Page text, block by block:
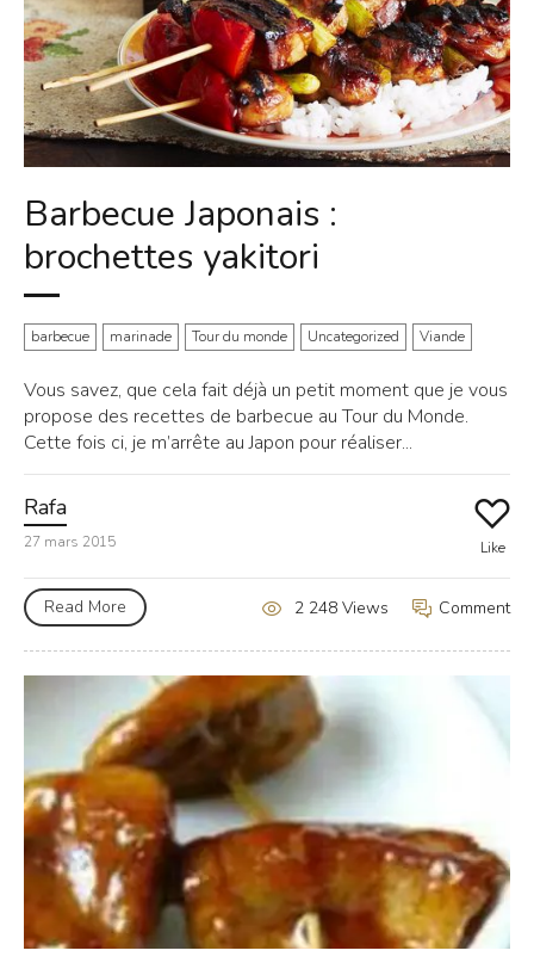
Barbecue Japonais :
brochettes yakitori
barbecue marinade Tour du monde Uncategorized Viande
Vous savez, que cela fait déjà un petit moment que je vous
propose des recettes de barbecue au Tour du Monde.
Cette fois ci, je m’arrête au Japon pour réaliser...
Rafa
27 mars 2015 Like
Read More Comment
2 248 Views